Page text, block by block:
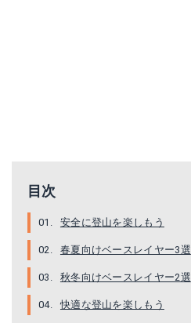
目次
安全に登山を楽しもう
春夏向けベースレイヤー3選
秋冬向けベースレイヤー2選
快適な登山を楽しもう
楽天で詳細を見る
Yahooショッピングで見る